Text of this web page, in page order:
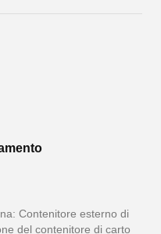
Contenitore esterno di
del contenitore di carto